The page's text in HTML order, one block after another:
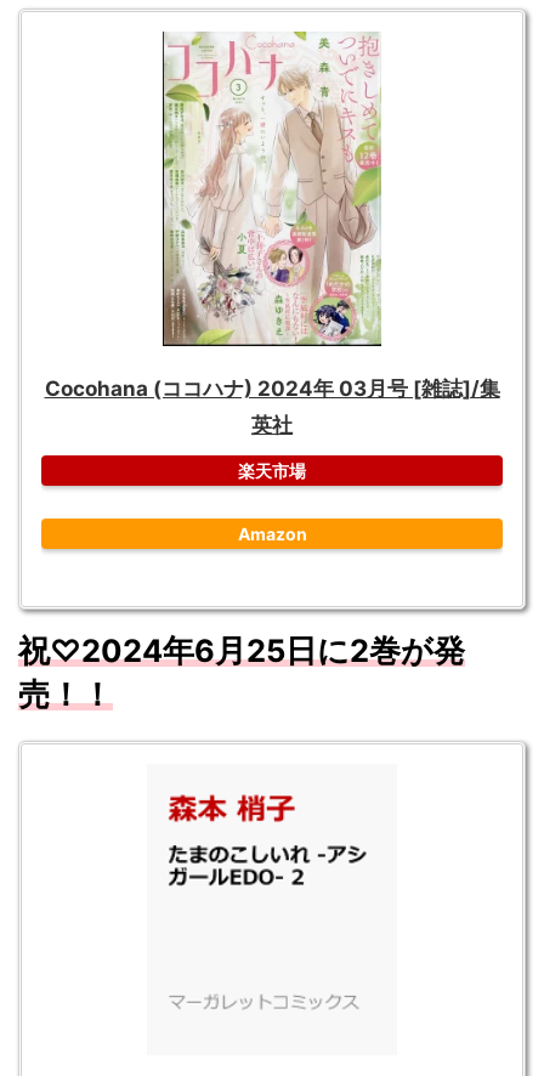
Cocohana (ココハナ) 2024年 03月号 [雑誌]/集
英社
楽天市場
Amazon
祝♡2024年6月25日に2巻が発
売！！